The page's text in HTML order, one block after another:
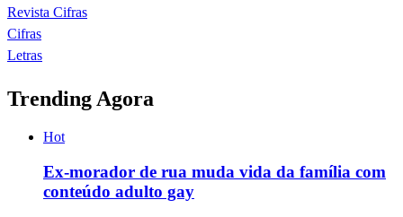
Revista Cifras
Cifras
Letras
Trending Agora
Hot
Ex-morador de rua muda vida da família com
conteúdo adulto gay